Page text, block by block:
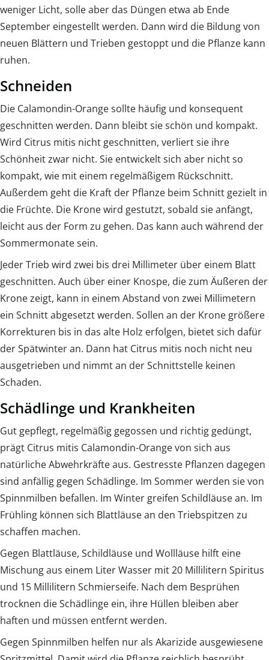
weniger Licht, solle aber das Düngen etwa ab Ende
September eingestellt werden. Dann wird die Bildung von
neuen Blättern und Trieben gestoppt und die Pflanze kann
ruhen.
Schneiden
Die Calamondin-Orange sollte häufig und konsequent
geschnitten werden. Dann bleibt sie schön und kompakt.
Wird Citrus mitis nicht geschnitten, verliert sie ihre
Schönheit zwar nicht. Sie entwickelt sich aber nicht so
kompakt, wie mit einem regelmäßigem Rückschnitt.
Außerdem geht die Kraft der Pflanze beim Schnitt gezielt in
die Früchte. Die Krone wird gestutzt, sobald sie anfängt,
leicht aus der Form zu gehen. Das kann auch während der
Sommermonate sein.
Jeder Trieb wird zwei bis drei Millimeter über einem Blatt
geschnitten. Auch über einer Knospe, die zum Äußeren der
Krone zeigt, kann in einem Abstand von zwei Millimetern
ein Schnitt abgesetzt werden. Sollen an der Krone größere
Korrekturen bis in das alte Holz erfolgen, bietet sich dafür
der Spätwinter an. Dann hat Citrus mitis noch nicht neu
ausgetrieben und nimmt an der Schnittstelle keinen
Schaden.
Schädlinge und Krankheiten
Gut gepflegt, regelmäßig gegossen und richtig gedüngt,
prägt Citrus mitis Calamondin-Orange von sich aus
natürliche Abwehrkräfte aus. Gestresste Pflanzen dagegen
sind anfällig gegen Schädlinge. Im Sommer werden sie von
Spinnmilben befallen. Im Winter greifen Schildläuse an. Im
Frühling können sich Blattläuse an den Triebspitzen zu
schaffen machen.
Gegen Blattläuse, Schildläuse und Wollläuse hilft eine
Mischung aus einem Liter Wasser mit 20 Millilitern Spiritus
und 15 Millilitern Schmierseife. Nach dem Besprühen
trocknen die Schädlinge ein, ihre Hüllen bleiben aber
haften und müssen entfernt werden.
Gegen Spinnmilben helfen nur als Akarizide ausgewiesene